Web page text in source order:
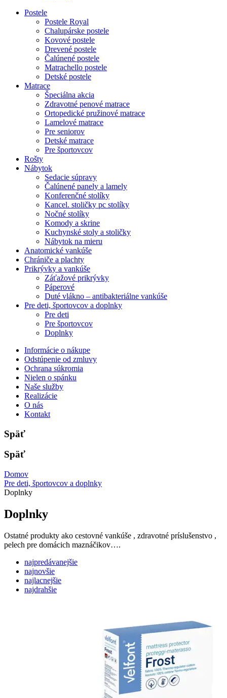
Postele
Postele Royal
Chalupárske postele
Kovové postele
Drevené postele
Čalúnené postele
Matrachello postele
Detské postele
Matrace
Špeciálna akcia
Zdravotné penové matrace
Ortopedické pružinové matrace
Lamelové matrace
Pre seniorov
Detské matrace
Pre športovcov
Rošty
Nábytok
Sedacie súpravy
Čalúnené panely a lamely
Konferenčné stolíky
Kancel. stoličky pc stolíky
Nočné stolíky
Komody a skrine
Kuchynské stoly a stoličky
Nábytok na mieru
Anatomické vankúše
Chrániče a plachty
Prikrývky a vankúše
Záťažové prikrývky
Páperové
Duté vlákno – antibakteriálne vankúše
Pre deti, športovcov a doplnky
Pre deti
Pre športovcov
Doplnky
Informácie o nákupe
Odstúpenie od zmluvy
Ochrana súkromia
Nielen o spánku
Naše služby
Realizácie
O nás
Kontakt
Späť
Späť
Domov
Pre deti, športovcov a doplnky
Doplnky
Doplnky
Ostatné produkty ako cestovné vankúše , zdravotné príslušenstvo ,
pelech pre domácich maznáčikov….
najpredávanejšie
najnovšie
najlacnejšie
najdrahšie